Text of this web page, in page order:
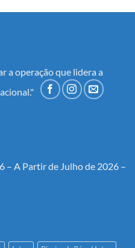
a operação que lidera a
– A Partir de Julho de 2026 –